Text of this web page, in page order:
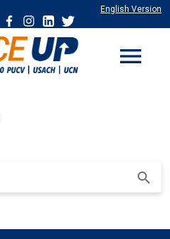
English Version
menu
search